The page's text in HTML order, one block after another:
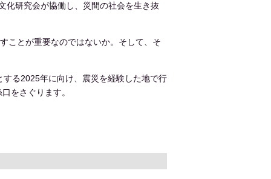
化研究会が協働し、災間の社会を生き抜
ことが重要なのではないか。そして、そ
る2025年に向け、震災を経験した地で行
をさぐります。